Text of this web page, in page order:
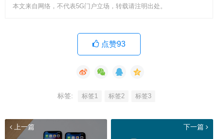
本文来自网络，不代表5G门户立场，转载请注明出处。
点赞93
标签: 标签1 标签2 标签3
上一篇 下一篇